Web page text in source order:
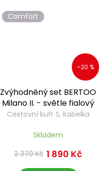
Comfort
–20 %
Zvýhodněný set BERTOO
Milano II. - světle fialový
Cestovní kufr S, Kabelka
Skladem
2 370 Kč 1 890 Kč